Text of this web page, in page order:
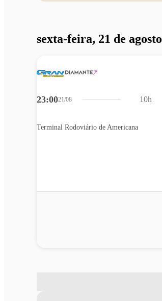
sexta-feira, 21 de agosto
23:0021/08
Terminal Rodoviário de Americana
10h